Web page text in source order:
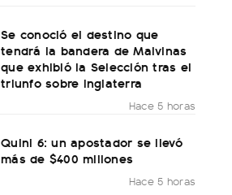
Se conoció el destino que
tendrá la bandera de Malvinas
que exhibió la Selección tras el
triunfo sobre Inglaterra
Hace 5 horas
Quini 6: un apostador se llevó
más de $400 millones
Hace 5 horas